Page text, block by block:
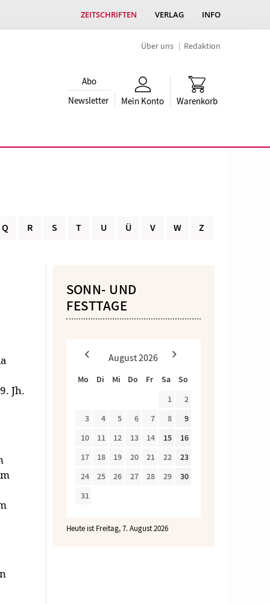
ZEITSCHRIFTEN VERLAG INFO
Über uns Redaktion
Abo
Newsletter
Mein Konto Warenkorb
Q R S T U Ü V W Z
Jh.
SONN- UND
FESTTAGE
August2026
Mo Di Mi Do Fr Sa
So
1
2
3
4 5 6 7 8
9
10
11 12 13 14 15
16
17
18 19 20 21 22
23
24
25 26 27 28 29
30
31
Heute ist Freitag, 7. August 2026